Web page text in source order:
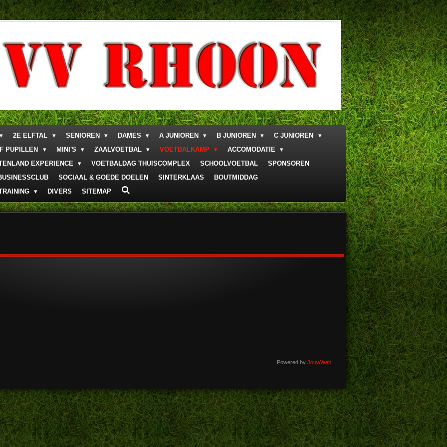
2E ELFTAL SENIOREN DAMES A JUNIOREN B JUNIOREN
C JUNIOREN
F PUPILLEN MINI'S ZAALVOETBAL VOETBALKAMP
ACCOMODATIE
EXPERIENCE VOETBALDAG THUISCOMPLEX SCHOOLVOETBAL
SPONSOREN
SOCIAAL & GOEDE DOELEN SINTERKLAAS
BOUTMIDDAG
DIVERS SITEMAP
Powered by JouwWeb